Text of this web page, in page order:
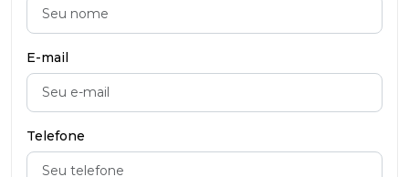
E-mail
Telefone